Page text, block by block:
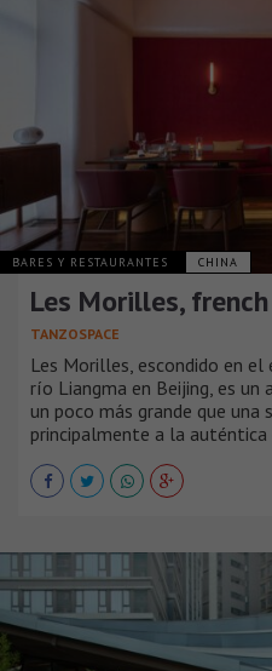
BARES Y RESTAURANTES CHINA
Les Morilles,
TANZOSPACE
Les Morilles, escondido en
río Liangma en Beijing, es
un poco más grande que una
principalmente a la auténtica